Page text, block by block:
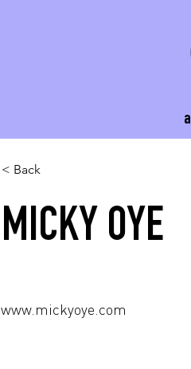
< Back
MICKY OYE
www.mickyoye.com